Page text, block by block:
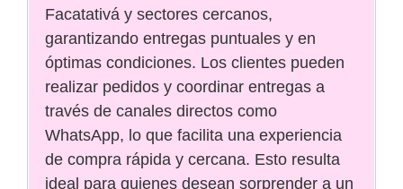
Facatativá y sectores cercanos,
garantizando entregas puntuales y en
óptimas condiciones. Los clientes pueden
realizar pedidos y coordinar entregas a
través de canales directos como
WhatsApp, lo que facilita una experiencia
de compra rápida y cercana. Esto resulta
ideal para quienes desean sorprender a un